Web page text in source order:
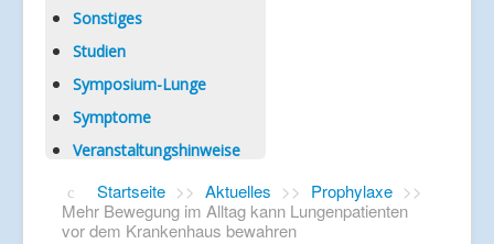
Sonstiges
Studien
Symposium-Lunge
Symptome
Veranstaltungshinweise
Startseite >> Aktuelles >> Prophylaxe >>
Mehr Bewegung im Alltag kann Lungenpatienten
vor dem Krankenhaus bewahren